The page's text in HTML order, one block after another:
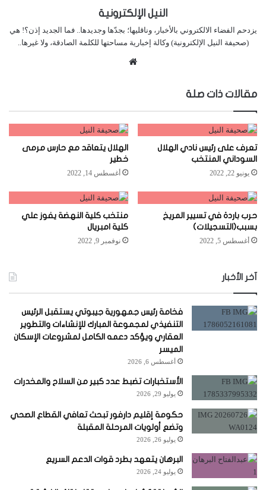
النيل الإلكترونية
يزدحم الفضاء الالكتروني بالأخبار، وناقليها؛ بجدّها وجديدها.. فما الجديد إذن؟! هي
(صحيفة النيل الإلكترونية) وكالة إخبارية مساحتها للكلمة الصادقة، ولا غيرها..
مقالات ذات صلة
تعرف على رئيس نادي الهلال
السوداني المنتخب
يونيو 22, 2022
الهلال يتعاقد مع حارس مرمى
خطير
أغسطس 14, 2022
حرب باردة في تسيير المريخ
بسبب(التسجيلات)
أغسطس 5, 2022
منتخب كلية النهضة يفوز علي
كلية امبريال
نوفمبر 9, 2022
آخر الأخبار
فخامة رئيس جمهورية جيبوتي يستقبل الرئيس
التنفيذي لمجموعة المبارك للإنشاءات والتطوير
العقاري ويؤكد دعمه الكامل لمشروعات الإسكان
الميسر
أغسطس 6, 2026
الأستخبارات تضبط عدد كبير من السلاح والمخدرات
يوليو 29, 2026
حكومة إقليم دارفور تبحث تعافي القطاع الصحي
وتضع أولويات المرحلة المقبلة
يوليو 26, 2026
البرهان يتعهد بطرد قوات الدعم السريع
يوليو 24, 2026